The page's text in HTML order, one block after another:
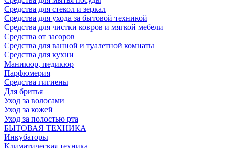
Средства для стекол и зеркал
Средства для ухода за бытовой техникой
Средства для чистки ковров и мягкой мебели
Средства от засоров
Средства для ванной и туалетной комнаты
Средства для кухни
Маникюр, педикюр
Парфюмерия
Средства гигиены
Для бритья
Уход за волосами
Уход за кожей
Уход за полостью рта
БЫТОВАЯ ТЕХНИКА
Инкубаторы
Климатическая техника